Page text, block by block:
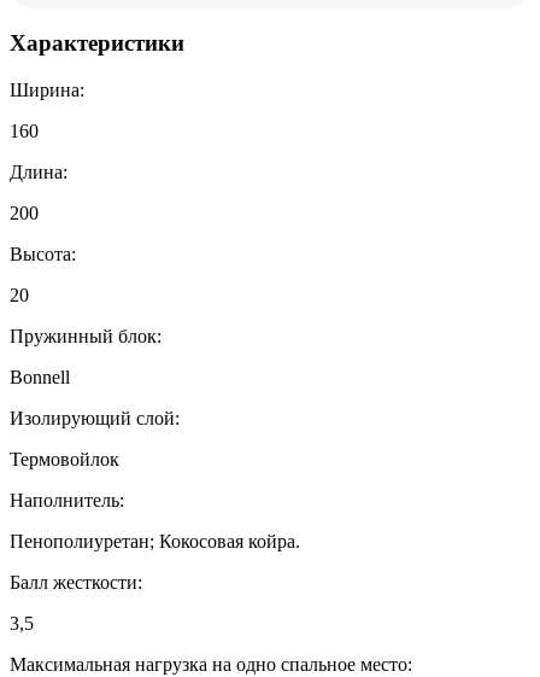
Характеристики
Ширина:
160
Длина:
200
Высота:
20
Пружинный блок:
Bonnell
Изолирующий слой:
Термовойлок
Наполнитель:
Пенополиуретан; Кокосовая койра.
Балл жесткости:
3,5
Максимальная нагрузка на одно спальное место: